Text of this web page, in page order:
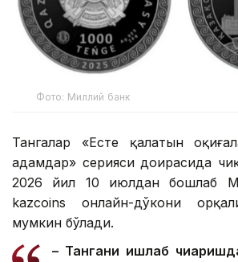
Фото: Миллий банк
Тангалар «Есте қалатын
адамдар» серияси доирасида
2026 йил 10 июлдан бошлаб
kazcoins онлайн-дўкони
мумкин бўлади.
– Тангани ишлаб